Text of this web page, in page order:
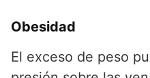
Obesidad
El exceso de peso